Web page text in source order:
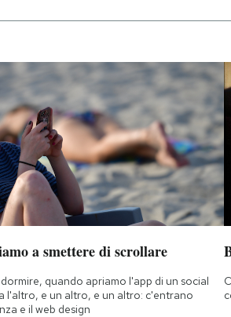
a smettere di scrollare
quando apriamo l'app di un social
l'altro, e un altro, e un altro: c'entrano
e il web design